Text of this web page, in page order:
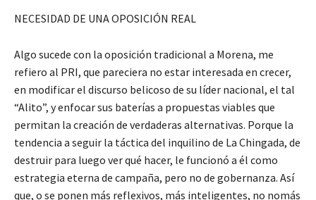
NECESIDAD DE UNA OPOSICIÓN REAL
Algo sucede con la oposición tradicional a Morena, me
refiero al PRI, que pareciera no estar interesada en crecer,
en modificar el discurso belicoso de su líder nacional, el tal
“Alito”, y enfocar sus baterías a propuestas viables que
permitan la creación de verdaderas alternativas. Porque la
tendencia a seguir la táctica del inquilino de La Chingada, de
destruir para luego ver qué hacer, le funcionó a él como
estrategia eterna de campaña, pero no de gobernanza. Así
que, o se ponen más reflexivos, más inteligentes, no nomás